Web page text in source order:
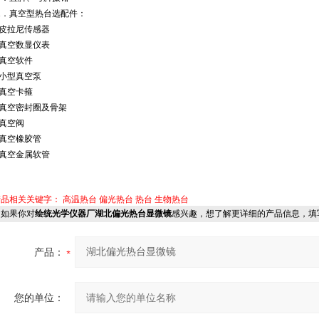
．真空型热台选配件：
拉尼传感器
空数显仪表
空软件
型真空泵
空卡箍
空密封圈及骨架
空阀
空橡胶管
空金属软管
相关关键字： 高温热台 偏光热台 热台 生物热台
果你对绘统光学仪器厂湖北偏光热台显微镜感兴趣，想了解更详细的产品信息，填
产品：
您的单位：